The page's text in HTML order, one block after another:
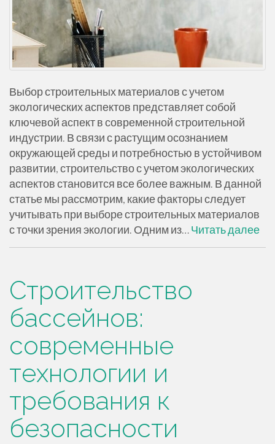
Выбор строительных материалов с учетом
экологических аспектов представляет собой
ключевой аспект в современной строительной
индустрии. В связи с растущим осознанием
окружающей среды и потребностью в устойчивом
развитии, строительство с учетом экологических
аспектов становится все более важным. В данной
статье мы рассмотрим, какие факторы следует
учитывать при выборе строительных материалов
с точки зрения экологии. Одним из…Читать далее
Строительство
бассейнов:
современные
технологии и
требования к
безопасности